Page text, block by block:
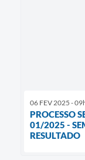
06 FEV 2025 -
PROCESSO
01/2025 -
RESULTADO